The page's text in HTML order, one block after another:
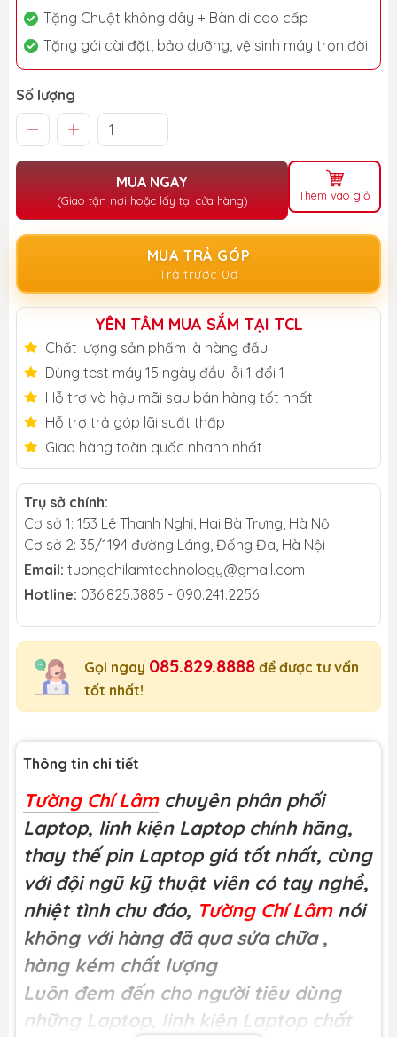
Tặng Chuột không dây + Bàn di cao cấp
Tặng gói cài đặt, bảo dưỡng, vệ sinh máy trọn đời
Số lượng
MUA NGAY
(Giao tận nơi hoặc lấy tại cửa hàng) Thêm vào giỏ
MUA TRẢ GÓP
Trả trước 0đ
YÊN TÂM MUA SẮM TẠI TCL
Chất lượng sản phẩm là hàng đầu
Dùng test máy 15 ngày đầu lỗi 1 đổi 1
Hỗ trợ và hậu mãi sau bán hàng tốt nhất
Hỗ trợ trả góp lãi suất thấp
Giao hàng toàn quốc nhanh nhất
Trụ sở chính:
Cơ sở 1: 153 Lê Thanh Nghị, Hai Bà Trưng, Hà Nội
Cơ sở 2: 35/1194 đường Láng, Đống Đa, Hà Nội
Email: tuongchilamtechnology@gmail.com
Hotline: 036.825.3885 - 090.241.2256
Gọi ngay 085.829.8888 để được tư vấn
tốt nhất!
Thông tin chi tiết
Tường Chí Lâm chuyên phân phối
Laptop, linh kiện Laptop chính hãng,
thay thế pin Laptop giá tốt nhất, cùng
với đội ngũ kỹ thuật viên có tay nghề,
nhiệt tình chu đáo, Tường Chí Lâm nói
không với hàng đã qua sửa chữa ,
hàng kém chất lượng
Luôn đem đến cho người tiêu dùng
những Laptop, linh kiện Laptop chất